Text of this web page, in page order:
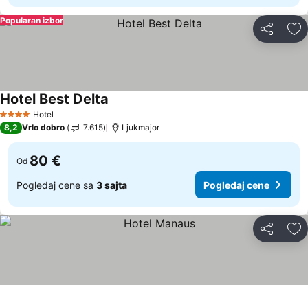
Deli
Popularan izbor
4 ZvezdiceHotel
Hotel Best Delta
8,2 Vrlo dobro 7.615 Ljukmajor
Od 80 €
Pogledaj cene sa 3 sajta Pogledaj cene
Deli